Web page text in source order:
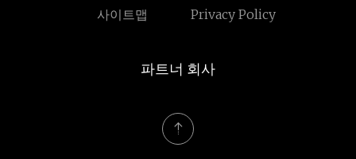
사이트맵 Privacy Policy
파트너 회사